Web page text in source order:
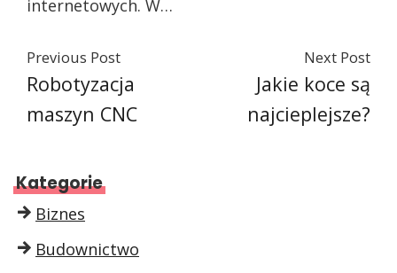
internetowych. W…
Previous Post
Robotyzacja
maszyn CNC
Next Post
Jakie koce są
najcieplejsze?
Kategorie
Biznes
Budownictwo